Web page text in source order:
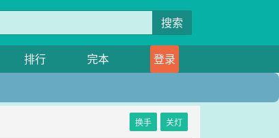
搜索
排行 完本
登录
换手 关灯